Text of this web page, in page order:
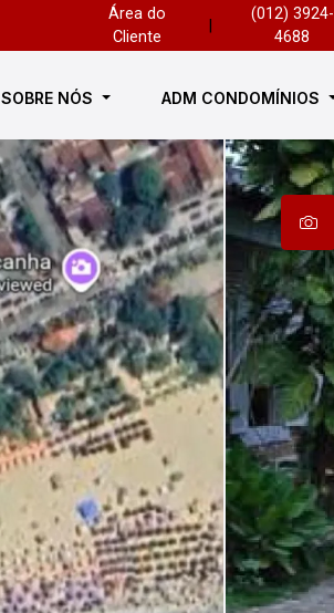
Área do
Cliente
(012) 3924-
4688
SOBRE NÓS ADM CONDOMÍNIOS